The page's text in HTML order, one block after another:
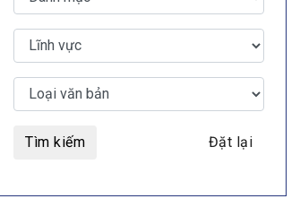
MULTIMEDIA
Video
E-magazines
Tìm kiếm Đặt lại